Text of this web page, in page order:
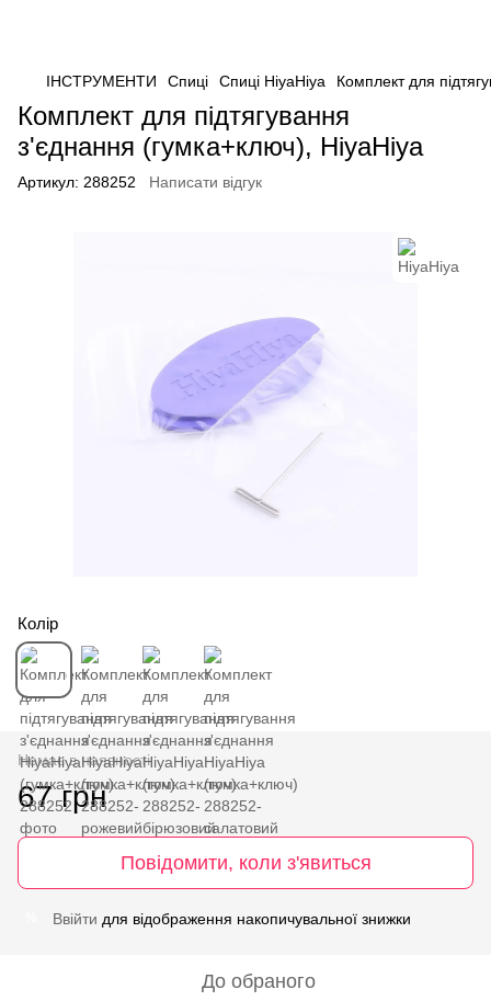
ІНСТРУМЕНТИ Спиці Спиці HiyaHiya Комплект для
Комплект для підтягування
з'єднання (гумка+ключ), HiyaHiya
Артикул: 288252 Написати відгук
Колір
Немає в наявності
67 грн
Повідомити, коли з'явиться
Ввійти для відображення накопичувальної знижки
До обраного